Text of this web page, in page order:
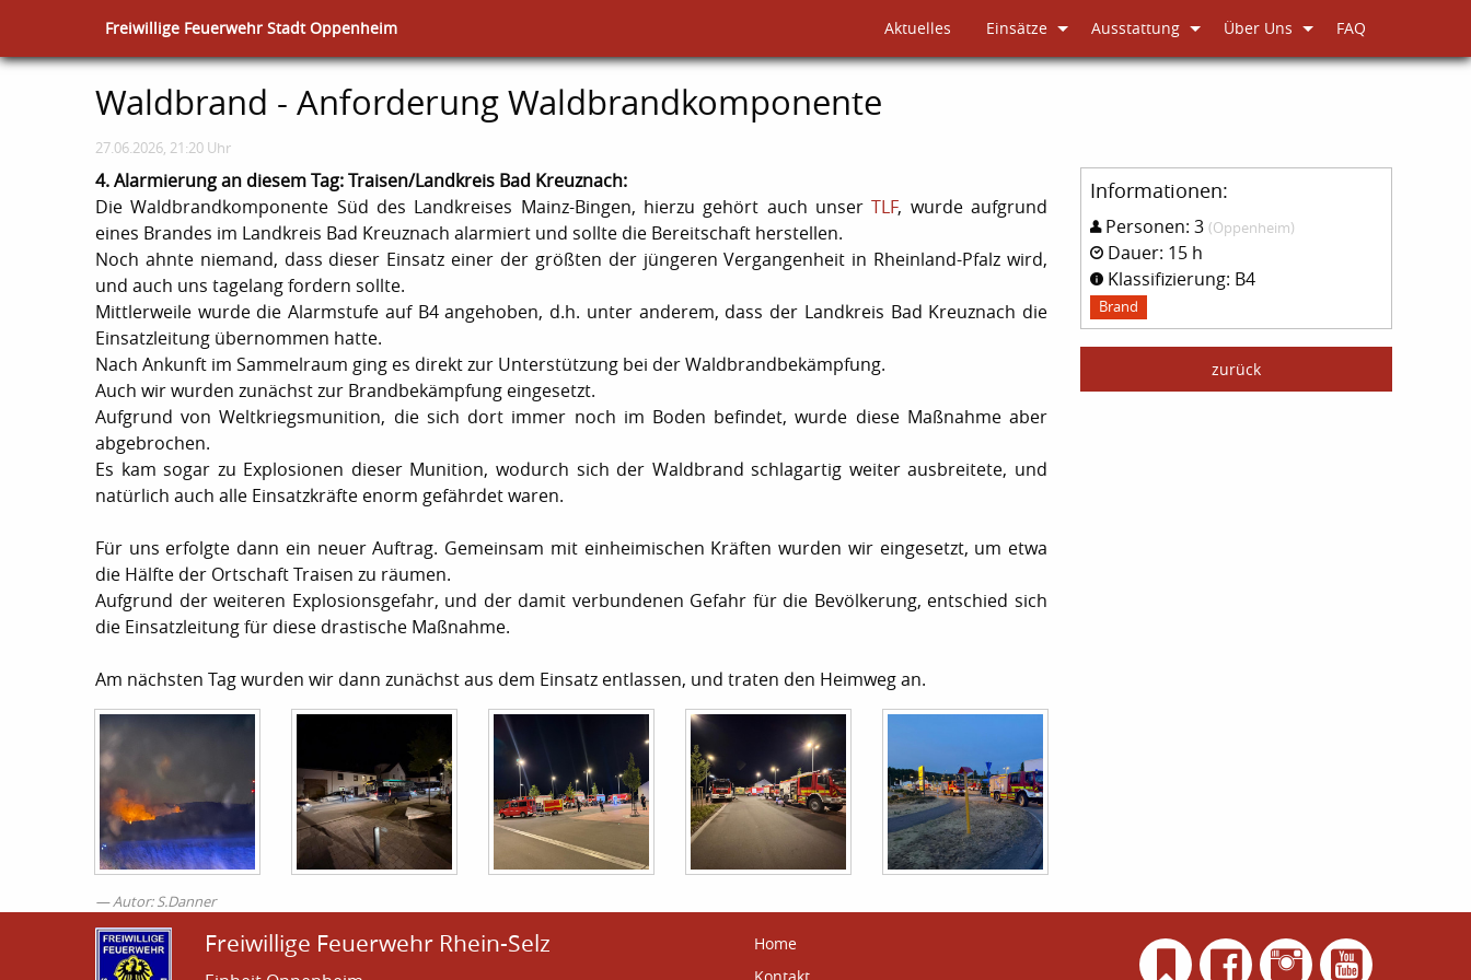
Freiwillige Feuerwehr Stadt Oppenheim Aktuelles Einsätze Ausstattung Über Uns FAQ
Waldbrand - Anforderung Waldbrandkomponente
27.06.2026, 21:20 Uhr
4. Alarmierung an diesem Tag: Traisen/Landkreis Bad Kreuznach:
Die Waldbrandkomponente Süd des Landkreises Mainz-Bingen, hierzu gehört auch unserTLF, wurde aufgrund
eines Brandes im Landkreis Bad Kreuznach alarmiert und sollte die Bereitschaft herstellen.
Noch ahnte niemand, dass dieser Einsatz einer der größten der jüngeren Vergangenheit in Rheinland-Pfalz wird,
und auch uns tagelang fordern sollte.
Mittlerweile wurde die Alarmstufe auf B4 angehoben, d.h. unter anderem, dass der Landkreis Bad Kreuznach die
Einsatzleitung übernommen hatte.
Nach Ankunft im Sammelraum ging es direkt zur Unterstützung bei der Waldbrandbekämpfung.
Auch wir wurden zunächst zur Brandbekämpfung eingesetzt.
Aufgrund von Weltkriegsmunition, die sich dort immer noch im Boden befindet, wurde diese Maßnahme aber
abgebrochen.
Es kam sogar zu Explosionen dieser Munition, wodurch sich der Waldbrand schlagartig weiter ausbreitete, und
natürlich auch alle Einsatzkräfte enorm gefährdet waren.
Für uns erfolgte dann ein neuer Auftrag. Gemeinsam mit einheimischen Kräften wurden wir eingesetzt, um etwa
die Hälfte der Ortschaft Traisen zu räumen.
Aufgrund der weiteren Explosionsgefahr, und der damit verbundenen Gefahr für die Bevölkerung, entschied sich
die Einsatzleitung für diese drastische Maßnahme.
Am nächsten Tag wurden wir dann zunächst aus dem Einsatz entlassen, und traten den Heimweg an.
Autor: S.Danner
Informationen:
Personen: 3 (Oppenheim)
Dauer: 15 h
Klassifizierung: B4
Brand
zurück
Freiwillige Feuerwehr Rhein-Selz
Home